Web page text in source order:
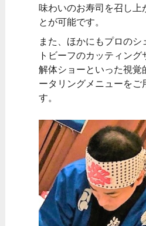
味わいのお寿司を召し上
とが可能です。
また、ほかにもプロのシ
トビーフのカッティン
解体ショーといった視覚
ータリングメニューをご
す。